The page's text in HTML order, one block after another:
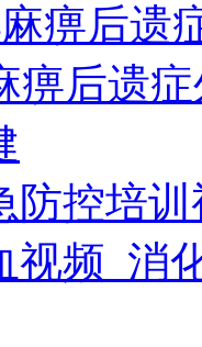
痹后遗
痹后遗
防控培
视频_消